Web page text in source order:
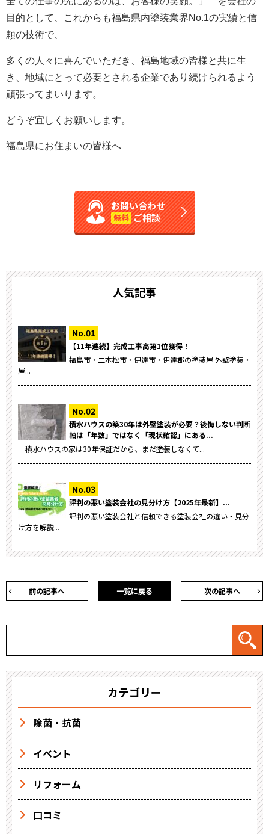
目的として、これからも福島県内塗装業界No.1の実績と信
頼の技術で、
多くの人々に喜んでいただき、福島地域の皆様と共に生
き、地域にとって必要とされる企業であり続けられるよう
頑張ってまいります。
どうぞ宜しくお願いします。
福島県にお住まいの皆様へ
お問い合わせ
無料 ご相談
人気記事
【11年連続】完成工事高第1位獲得！
福島市・二本松市・伊達市・伊達郡の塗装屋 外壁塗装・
屋...
積水ハウスの築30年は外壁塗装が必要？後悔しない判断
軸は「年数」ではなく「現状確認」にある...
「積水ハウスの家は30年保証だから、まだ塗装しなくて...
評判の悪い塗装会社の見分け方【2025年最新】...
評判の悪い塗装会社と信頼できる塗装会社の違い・見分
け方を解説...
前の記事へ 次の記事へ
一覧に戻る
カテゴリー
除菌・抗菌
イベント
リフォーム
口コミ